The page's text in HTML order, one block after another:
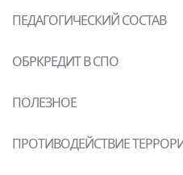
ПЕДАГОГИЧЕСКИЙ СОСТАВ
ОБРКРЕДИТ В СПО
ПОЛЕЗНОЕ
ПРОТИВОДЕЙСТВИЕ